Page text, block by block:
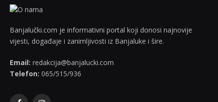
Banjalučki.com je informativni portal koji donosi najnovije
vijesti, događaje i zanimljivosti iz Banjaluke i šire.
Email: redakcija@banjalucki.com
Telefon: 065/515/936